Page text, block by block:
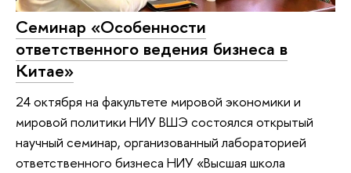
Семинар «Особенности
ответственного ведения бизнеса в
Китае»
24 октября на факультете мировой экономики и
мировой политики НИУ ВШЭ состоялся открытый
научный семинар, организованный лабораторией
ответственного бизнеса НИУ «Высшая школа